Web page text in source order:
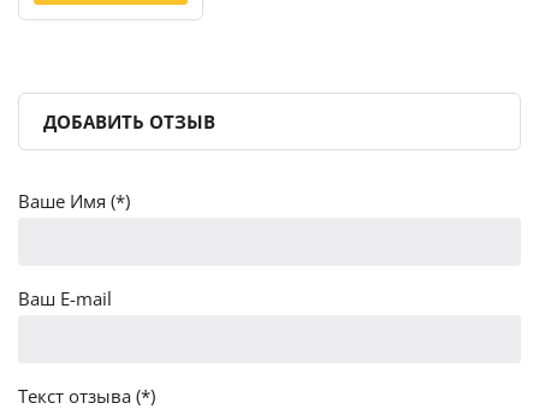
ДОБАВИТЬ ОТЗЫВ
Ваше Имя (*)
Ваш E-mail
Текст отзыва (*)